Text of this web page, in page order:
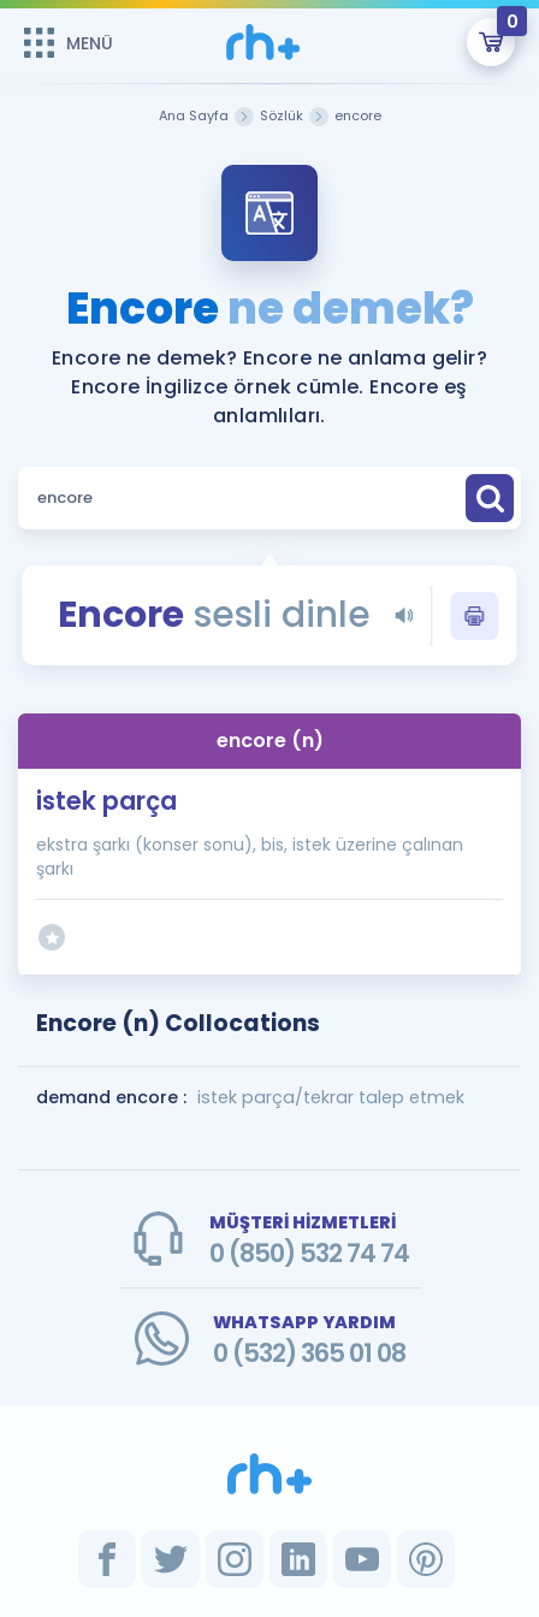
MENÜ
0
ÜYE DEĞİLİM
Sepetin Şu An Boş.
Remzi Hoca ile seni sınava hazırlayacak onlarca eğitim seni
bekliyor!
MENÜ
Faydalı Araçlar
Sözlük
Rehberlik Aracı
ÖSYM Sınav Takvimi
Kampanyalar
Blog
İngilizce Gramer
Hakkımızda
Ana Sayfa Sözlük encore
Encorene demek?
Encore ne demek? Encore ne anlama gelir?
Encore İngilizce örnek cümle. Encore eş
anlamlıları.
Encore sesli dinle
encore (n)
istek parça
ekstra şarkı (konser sonu), bis, istek üzerine çalınan
şarkı
Encore (n) Collocations
demand encore : istek parça/tekrar talep etmek
MÜŞTERİ HİZMETLERİ
0 (850) 532 74 74
WHATSAPP YARDIM
0 (532) 365 01 08